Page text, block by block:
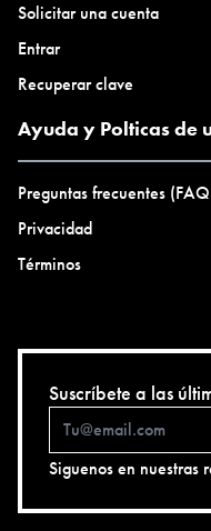
Solicitar una cuenta
Entrar
Recuperar clave
Ayuda y Polticas de
Preguntas frecuentes
Privacidad
Términos
Suscríbete a las
Siguenos en nuestras